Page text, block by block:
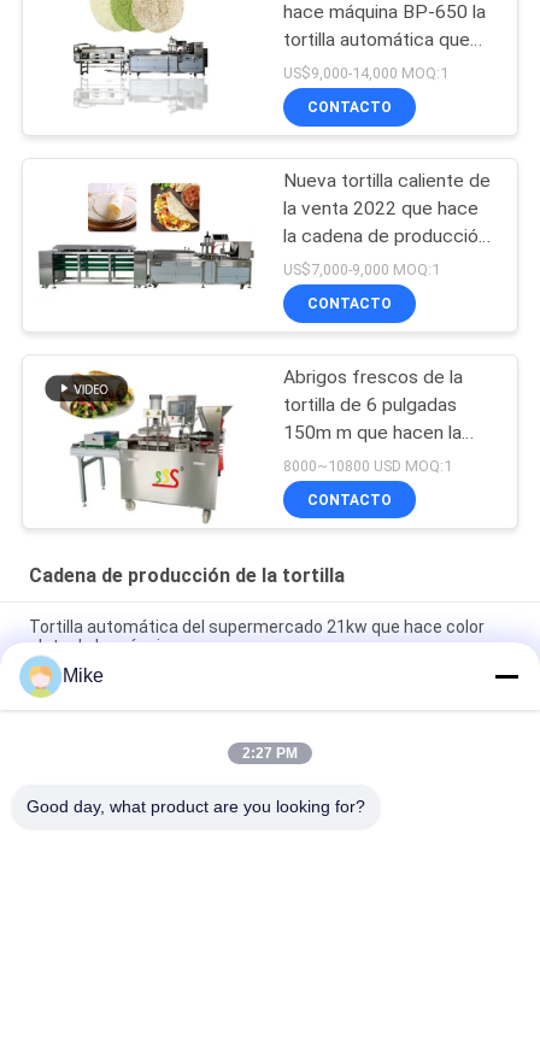
hace máquina BP-650 la
tortilla automática que
hace la máquina
US$9,000-14,000 MOQ:1
CONTACTO
Nueva tortilla caliente de
la venta 2022 que hace
la cadena de producción
de la tortilla de la
máquina BP-550
US$7,000-9,000 MOQ:1
CONTACTO
Abrigos frescos de la
tortilla de 6 pulgadas
150m m que hacen la
máquina por completo
automática
8000~10800 USD MOQ:1
CONTACTO
Cadena de producción de la tortilla
Tortilla automática del supermercado 21kw que hace color
plata de la máquina
10 - cadena de producción de la tortilla del diámetro de los
45cm nueva completamente automática
Nueva máquina automática para hacer pan de tortilla de maíz
Mike
2:27 PM
Good day, what product are you looking for?